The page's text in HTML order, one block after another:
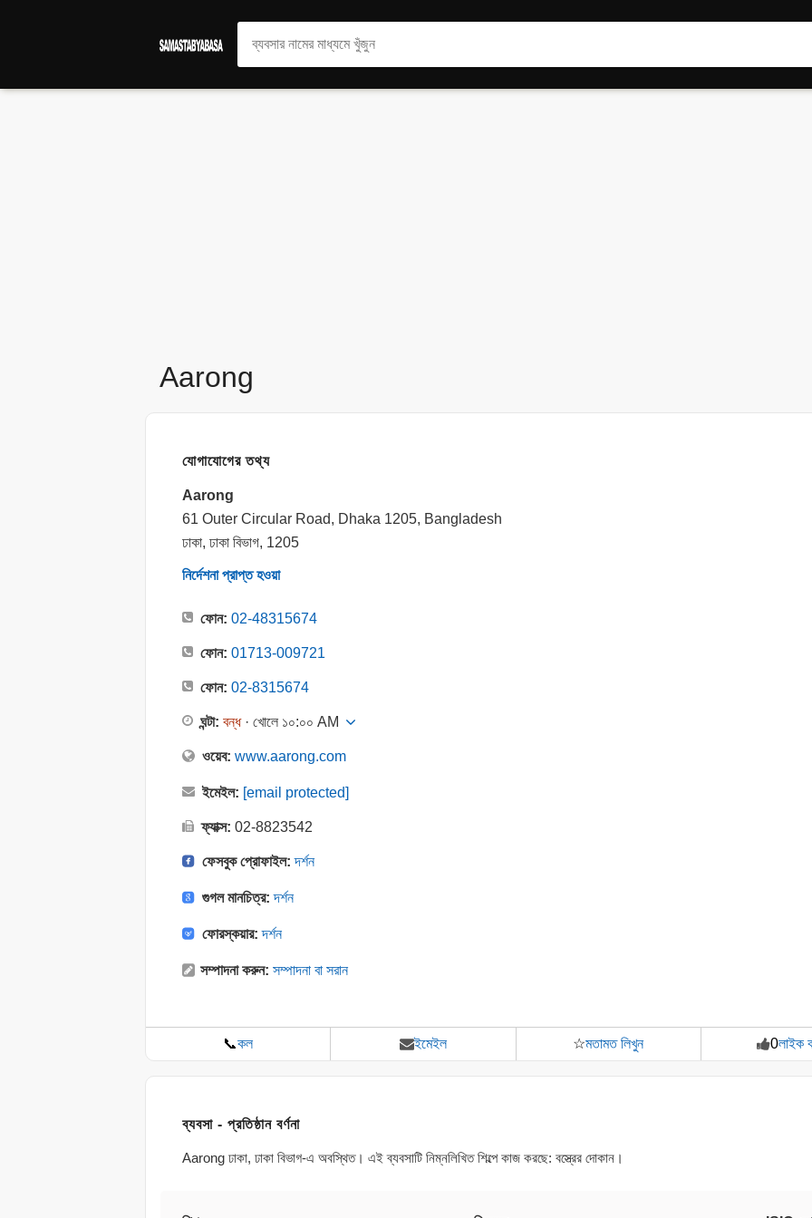
Aarong
যোগাযোগের তথ্য
Aarong
61 Outer Circular Road, Dhaka 1205, Bangladesh
ঢাকা, ঢাকা বিভাগ, 1205
নির্দেশনা প্রাপ্ত হওয়া
ফোন: 02-48315674
ফোন: 01713-009721
ফোন: 02-8315674
ঘন্টা: বন্ধ· খোলে ১০:০০ AM
ওয়েব: www.aarong.com
ইমেইল: [email protected]
ফ্যাক্স: 02-8823542
ফেসবুক প্রোফাইল:দর্শন
গুগল মানচিত্র:দর্শন
ফোরস্কয়ার:দর্শন
সম্পাদনা করুন: সম্পাদনা বা সরান
📞কল ইমেইল ☆মতামত লিখুন 0লাইক
ব্যবসা - প্রতিষ্ঠান বর্ণনা
Aarong ঢাকা, ঢাকা বিভাগ-এ অবস্থিত। এই ব্যবসাটি নিম্নলিখিত শিল্পে কাজ করছে: বস্ত্রের দোকান।